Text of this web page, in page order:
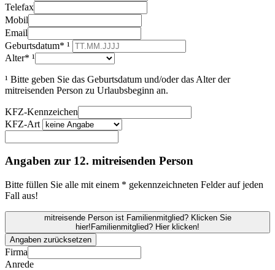
Telefax
Mobil
Email
Geburtsdatum* ¹
Alter* ¹
¹ Bitte geben Sie das Geburtsdatum und/oder das Alter der
mitreisenden Person zu Urlaubsbeginn an.
KFZ-Kennzeichen
KFZ-Art
Angaben zur 12. mitreisenden Person
Bitte füllen Sie alle mit einem * gekennzeichneten Felder auf jeden
Fall aus!
mitreisende Person ist Familienmitglied? Klicken Sie
hier! Familienmitglied? Hier klicken!
Angaben zurücksetzen
Firma
Anrede